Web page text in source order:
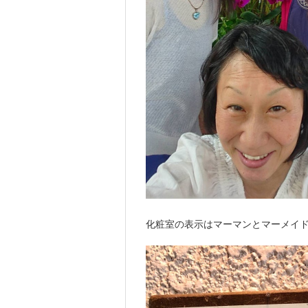
化粧室の表示はマーマンとマーメイ